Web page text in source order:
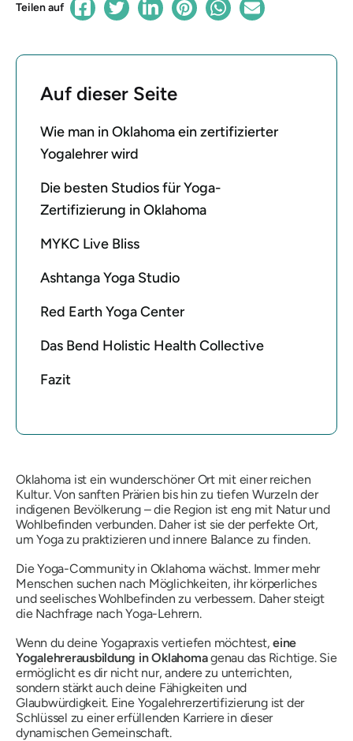
Teilen auf
Auf dieser Seite
Wie man in Oklahoma ein zertifizierter
Yogalehrer wird
Die besten Studios für Yoga-
Zertifizierung in Oklahoma
MYKC Live Bliss
Ashtanga Yoga Studio
Red Earth Yoga Center
Das Bend Holistic Health Collective
Fazit
Oklahoma ist ein wunderschöner Ort mit einer reichen
Kultur. Von sanften Prärien bis hin zu tiefen Wurzeln der
indigenen Bevölkerung – die Region ist eng mit Natur und
Wohlbefinden verbunden. Daher ist sie der perfekte Ort,
um Yoga zu praktizieren und innere Balance zu finden.
Die Yoga-Community in Oklahoma wächst. Immer mehr
Menschen suchen nach Möglichkeiten, ihr körperliches
und seelisches Wohlbefinden zu verbessern. Daher steigt
die Nachfrage nach Yoga-Lehrern.
Wenn du deine Yogapraxis vertiefen möchtest,eine
Yogalehrerausbildung in Oklahomagenau das Richtige. Sie
ermöglicht es dir nicht nur, andere zu unterrichten,
sondern stärkt auch deine Fähigkeiten und
Glaubwürdigkeit. Eine Yogalehrerzertifizierung ist der
Schlüssel zu einer erfüllenden Karriere in dieser
dynamischen Gemeinschaft.